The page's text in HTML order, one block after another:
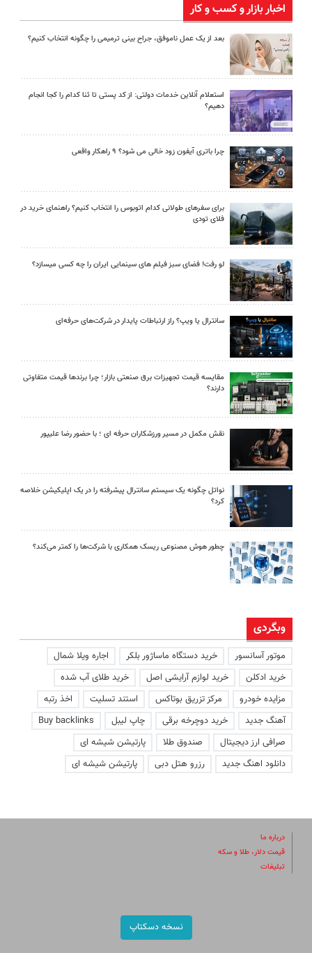
اخبار بازار و کسب و کار
بعد از یک عمل ناموفق، جراح بینی ترمیمی را چگونه انتخاب کنیم؟
استعلام آنلاین خدمات دولتی: از کد پستی تا ثنا کدام را کجا انجام
دهیم؟
چرا باتری آیفون زود خالی می شود؟ ۹ راهکار واقعی
برای سفرهای طولانی کدام اتوبوس را انتخاب کنیم؟ راهنمای خرید در
فلای تودی
لو رفت! فضای سبز فیلم های سینمایی ایران را چه کسی میسازد؟
سانترال یا ویپ؟ راز ارتباطات پایدار در شرکت‌های حرفه‌ای
مقایسه قیمت تجهیزات برق صنعتی بازار؛ چرا برندها قیمت متفاوتی
دارند؟
نقش مکمل در مسیر ورزشکاران حرفه ای ؛ با حضور رضا علیپور
نواتل چگونه یک سیستم سانترال پیشرفته را در یک اپلیکیشن خلاصه
کرد؟
چطور هوش مصنوعی ریسک همکاری با شرکت‌ها را کمتر می‌کند؟
وبگردی
موتور آسانسور خرید دستگاه ماساژور بلکر
اجاره ویلا شمال
خرید ادکلن
خرید لوازم آرایشی اصل
خرید طلای آب شده
مزایده خودرو
مرکز تزریق بوتاکس استند تسلیت
اخذ رتبه
آهنگ جدید
خرید دوچرخه برقی چاپ لیبل
Buy backlinks
صرافی ارز دیجیتال
صندوق طلا
پارتیشن شیشه ای
دانلود اهنگ جدید
رزرو هتل دبی پارتیشن شیشه ای
درباره ما
قیمت دلار، طلا و سکه
تبلیغات
نسخه دسکتاپ